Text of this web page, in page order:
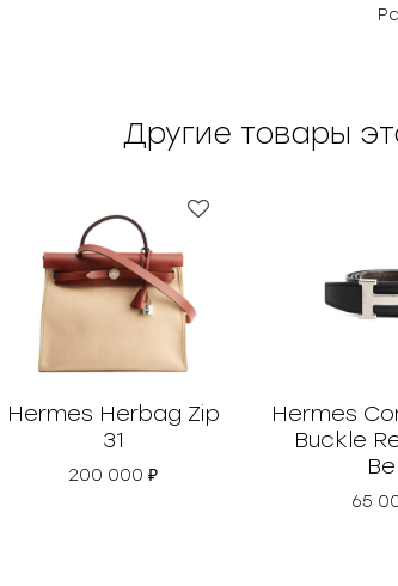
Другие товары
Hermes Herbag Zip
31
200 000₽
Hermes
Buckle
65